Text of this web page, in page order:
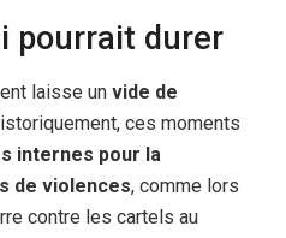
pourrait durer
laisse un vide de
ces moments
internes pour la
de violences, comme lors
contre les cartels au